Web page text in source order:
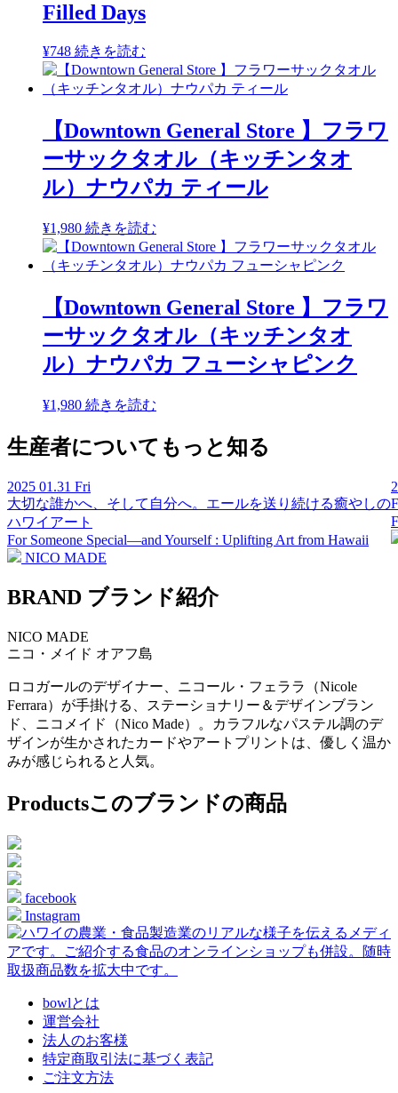
Filled Days
¥748 続きを読む
【Downtown General Store 】フラワ
ーサックタオル（キッチンタオ
ル）ナウパカ ティール
¥1,980 続きを読む
【Downtown General Store 】フラワ
ーサックタオル（キッチンタオ
ル）ナウパカ フューシャピンク
¥1,980 続きを読む
生産者についてもっと知る
2025 01.31 Fri
大切な誰かへ、そして自分へ。エールを送り続ける癒やしの
ハワイアート
For Someone Special—and Yourself : Uplifting Art from Hawaii
NICO MADE
BRAND ブランド紹介
NICO MADE
ニコ・メイド オアフ島
ロコガールのデザイナー、ニコール・フェララ（Nicole
Ferrara）が手掛ける、ステーショナリー＆デザインブラン
ド、ニコメイド（Nico Made）。カラフルなパステル調のデ
ザインが生かされたカードやアートプリントは、優しく温か
みが感じられると人気。
Productsこのブランドの商品
facebook
Instagram
bowlとは
運営会社
法人のお客様
特定商取引法に基づく表記
ご注文方法